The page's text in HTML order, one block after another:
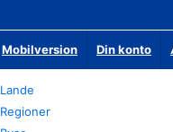
Mobilversion Din konto
Lande
Regioner